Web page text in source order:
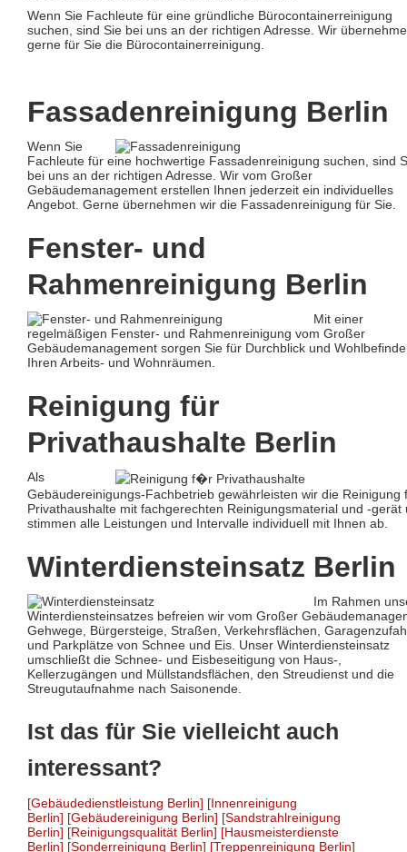
Wenn Sie Fachleute für eine gründliche Bürocontainerreinigung
suchen, sind Sie bei uns an der richtigen Adresse. Wir
gerne für Sie die Bürocontainerreinigung.
Fassadenreinigung Berlin
Wenn Sie
Fachleute für eine hochwertige Fassadenreinigung suchen, sind
bei uns an der richtigen Adresse. Wir vom Großer
Gebäudemanagement erstellen Ihnen jederzeit ein individuelles
Angebot. Gerne übernehmen wir die Fassadenreinigung für Sie.
Fenster- und
Rahmenreinigung Berlin
Mit einer
regelmäßigen Fenster- und Rahmenreinigung vom Großer
Gebäudemanagement sorgen Sie für Durchblick und
Ihren Arbeits- und Wohnräumen.
Reinigung für
Privathaushalte Berlin
Als
Gebäudereinigungs-Fachbetrieb gewährleisten wir die Reinigung
Privathaushalte mit fachgerechten Reinigungsmaterial und -gerät
stimmen alle Leistungen und Intervalle individuell mit Ihnen ab.
Winterdiensteinsatz Berlin
Im Rahmen
Winterdiensteinsatzes befreien wir vom Großer
Gehwege, Bürgersteige, Straßen, Verkehrsflächen,
und Parkplätze von Schnee und Eis. Unser Winterdiensteinsatz
umschließt die Schnee- und Eisbeseitigung von Haus-,
Kellerzugängen und Müllstandsflächen, den Streudienst und die
Streugutaufnahme nach Saisonende.
Ist das für Sie vielleicht auch
interessant?
[Gebäudedienstleistung Berlin] [Innenreinigung
Berlin] [Gebäudereinigung Berlin] [Sandstrahlreinigung
Berlin] [Reinigungsqualität Berlin] [Hausmeisterdienste
Berlin] [Sonderreinigung Berlin] [Treppenreinigung Berlin]